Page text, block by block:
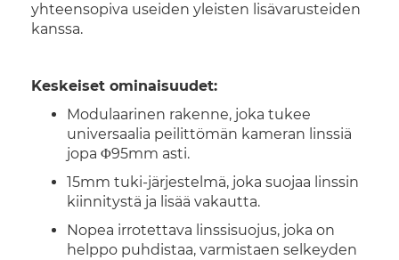
yhteensopiva useiden yleisten lisävarusteiden
kanssa.
Keskeiset ominaisuudet:
Modulaarinen rakenne, joka tukee
universaalia peilittömän kameran linssiä
jopa Φ95mm asti.
15mm tuki-järjestelmä, joka suojaa linssin
kiinnitystä ja lisää vakautta.
Nopea irrotettava linssisuojus, joka on
helppo puhdistaa, varmistaen selkeyden